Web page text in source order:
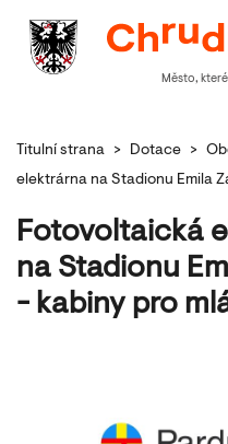
Město,
Titulní strana > Dotace >
elektrárna na Stadionu Emila
Fotovoltaická
na Stadionu
- kabiny pro